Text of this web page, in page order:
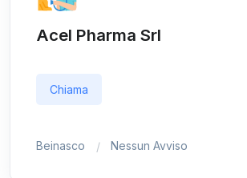
Acel Pharma Srl
Chiama
Beinasco Nessun Avviso